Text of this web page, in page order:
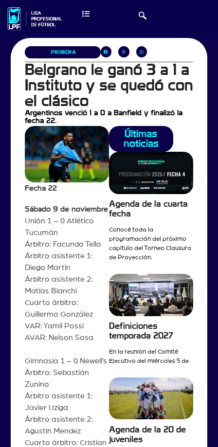
PRIMERA
Belgrano le ganó 3 a 1 a
Instituto y se quedó con
el clásico
Argentinos venció 1 a 0 a Banfield y finalizó la
fecha 22.
Fecha 22
Sábado 9 de noviembre
Unión 1 – 0 Atlético
Tucumán
Árbitro: Facundo Tello
Árbitro asistente 1:
Diego Martin
Árbitro asistente 2:
Matías Bianchi
Cuarto árbitro:
Guillermo González
VAR: Yamil Possi
AVAR: Nelson Sosa
Gimnasia 1 – 0 Newell’s
Árbitro: Sebastián
Zunino
Árbitro asistente 1:
Javier Uziga
Árbitro asistente 2:
Agustin Mendez
Cuarto árbitro: Cristian
Últimas
noticias
Agenda de la cuarta
fecha
Conocé toda la
programación del próximo
capítulo del Torneo Clausura
de Proyección.
Definiciones
temporada 2027
En la reunión del Comité
Ejecutivo del miércoles 5 de
Agenda de la 20 de
juveniles